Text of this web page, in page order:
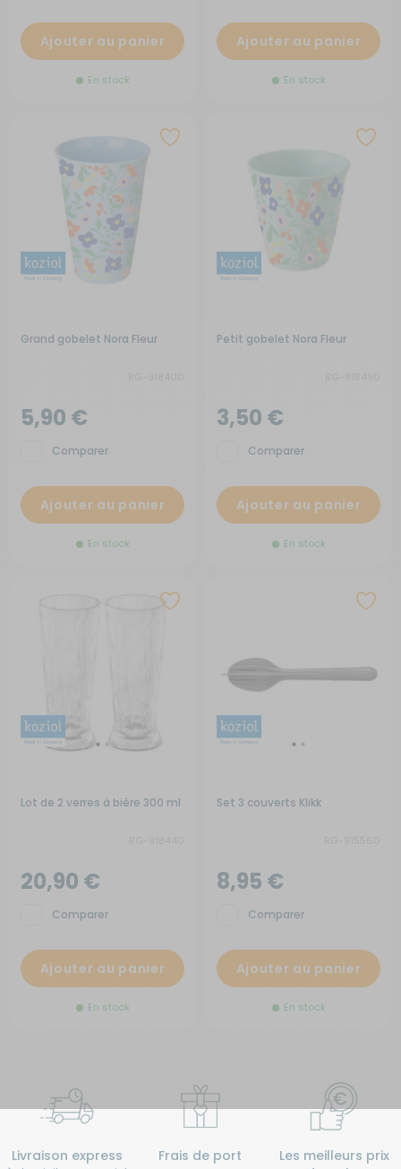
Ajouter au panier
En stock
Ajouter au panier
En stock
Grand gobelet Nora Fleur
5,90 €
Comparer
Ajouter au panier
En stock
Petit gobelet Nora Fleur
3,50 €
Comparer
Ajouter au panier
En stock
Lot de 2 verres à bière 300 ml
20,90 €
Comparer
Ajouter au panier
En stock
Set 3 couverts Klikk
8,95 €
Comparer
Ajouter au panier
En stock
Livraison express
Frais de port
Les meilleurs prix